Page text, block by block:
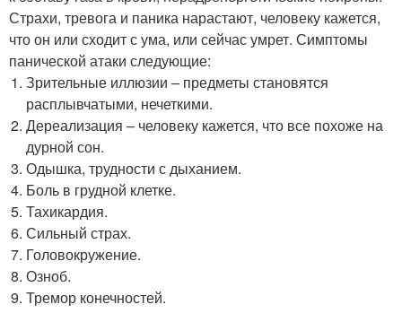
Страхи, тревога и паника нарастают, человеку кажется,
что он или сходит с ума, или сейчас умрет. Симптомы
панической атаки следующие:
Зрительные иллюзии – предметы становятся
расплывчатыми, нечеткими.
Дереализация – человеку кажется, что все похоже на
дурной сон.
Одышка, трудности с дыханием.
Боль в грудной клетке.
Тахикардия.
Сильный страх.
Головокружение.
Озноб.
Тремор конечностей.